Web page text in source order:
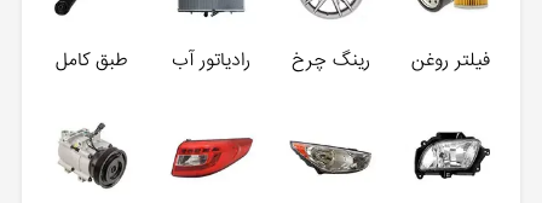
فیلتر روغن رینگ چرخ رادیاتور آب طبق کامل